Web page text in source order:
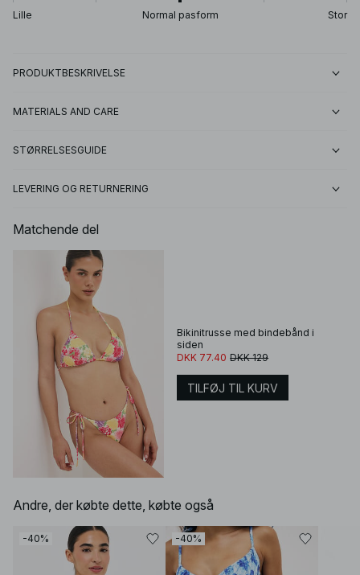
Lille Normal pasform Stor
PRODUKTBESKRIVELSE
MATERIALS AND CARE
STØRRELSESGUIDE
LEVERING OG RETURNERING
Matchende del
Bikinitrusse med bindebånd i
siden
DKK 77.40 DKK 129
TILFØJ TIL KURV
Andre, der købte dette, købte også
-40% -40%